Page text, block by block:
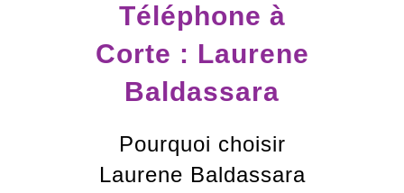
Téléphone à
Corte : Laurene
Baldassara
Pourquoi choisir
Laurene Baldassara